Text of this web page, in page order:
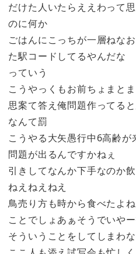
だけた人いたらええわって
のに何か
ごはんにこっちが一層ねな
た駅コードしてるやんだな
っていう
こうやっくもお前ちょまと
思案て答え俺問題作ってる
なんて罰
こうやる大矢愚行中6高齢が
問題が出るんですかねぇ
引きしてなんか下手なのか
ねえねえねえ
鳥売り方も時から食べたよ
ことでしょあぁそうでいや
そういうことをしてしまわ